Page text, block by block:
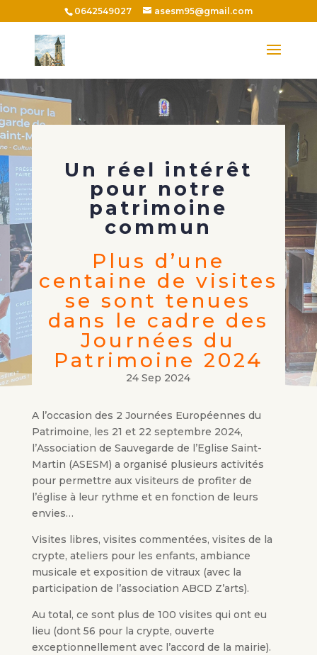
0642549027 asesm95@gmail.com
Un réel intérêt
pour notre
patrimoine
commun
Plus d’une
centaine de visites
se sont tenues
dans le cadre des
Journées du
Patrimoine 2024
24 Sep 2024
A l’occasion des 2 Journées Européennes du
Patrimoine, les 21 et 22 septembre 2024,
l’Association de Sauvegarde de l’Eglise Saint-
Martin (ASESM) a organisé plusieurs activités
pour permettre aux visiteurs de profiter de
l’église à leur rythme et en fonction de leurs
envies…
Visites libres, visites commentées, visites de la
crypte, ateliers pour les enfants, ambiance
musicale et exposition de vitraux (avec la
participation de l’association ABCD Z’arts).
Au total, ce sont plus de 100 visites qui ont eu
lieu (dont 56 pour la crypte, ouverte
exceptionnellement avec l’accord de la mairie).